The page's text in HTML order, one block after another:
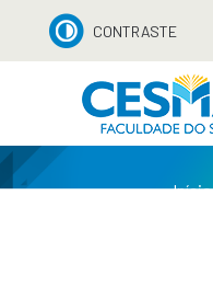
CONTRASTE
Início